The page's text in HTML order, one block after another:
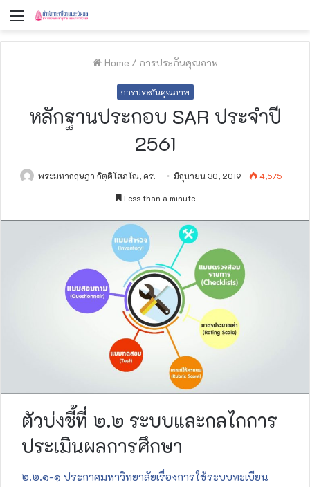
Menu
Home / การประกันคุณภาพ
การประกันคุณภาพ
หลักฐานประกอบ SAR ประจำปี
2561
พระมหากฤษฎา กิตฺติโสภโณ, ดร. มิถุนายน 30, 2019
4,575
Less than a minute
ตัวบ่งชี้ที่ ๒.๒ ระบบและกลไกการ
ประเมินผลการศึกษา
๒.๒.๑-๑ ประกาศมหาวิทยาลัยเรื่องการใช้ระบบทะเบียน